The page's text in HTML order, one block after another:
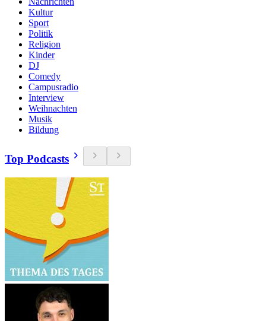
Kultur
Sport
Politik
Religion
Kinder
DJ
Comedy
Campusradio
Interview
Weihnachten
Musik
Bildung
Top Podcasts